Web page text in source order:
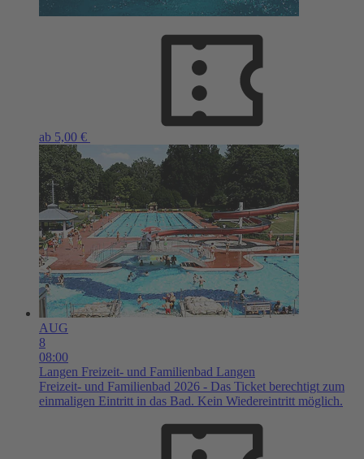
ab 5,00 €
AUG
8
08:00
Langen Freizeit- und Familienbad Langen
Freizeit- und Familienbad 2026 - Das Ticket berechtigt zum
einmaligen Eintritt in das Bad. Kein Wiedereintritt möglich.